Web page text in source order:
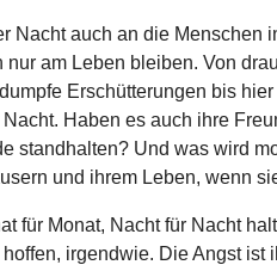
Nacht auch an die Menschen
nur am Leben bleiben. Von
Erschütterungen bis
Haben es auch ihre
standhalten? Und was wird
und ihrem Leben, wenn
für Monat, Nacht für Nacht
irgendwie. Die Angst ist